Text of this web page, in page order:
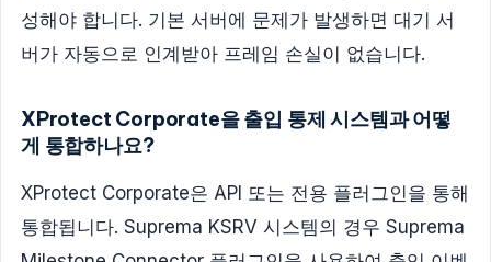
성해야 합니다. 기본 서버에 문제가 발생하면 대기 서
버가 자동으로 인계받아 프레임 손실이 없습니다.
XProtect Corporate을 출입 통제 시스템과 어떻
게 통합하나요?
XProtect Corporate은 API 또는 전용 플러그인을 통해
통합됩니다. Suprema KSRV 시스템의 경우 Suprema